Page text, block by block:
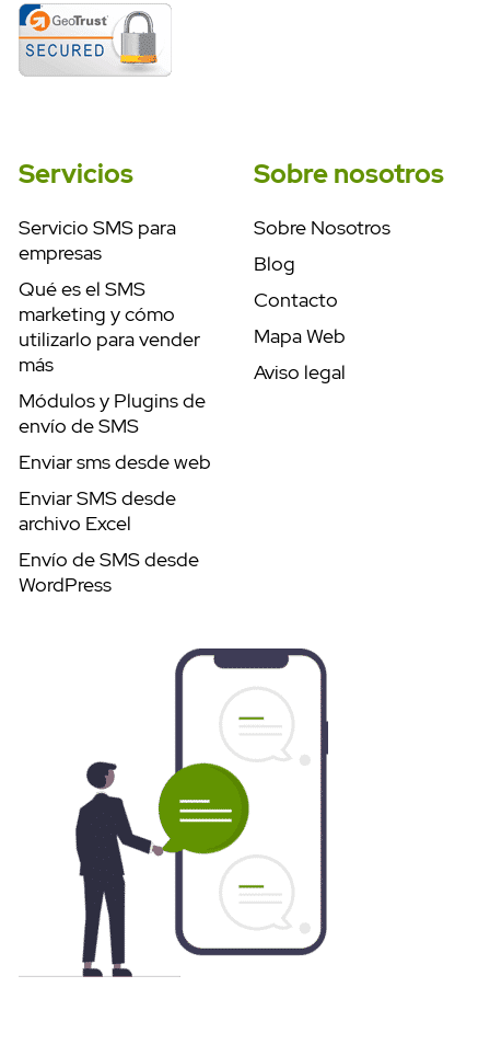
Servicios
Servicio SMS para
empresas
Qué es el SMS
marketing y cómo
utilizarlo para vender
más
Módulos y Plugins de
envío de SMS
Enviar sms desde web
Enviar SMS desde
archivo Excel
Envío de SMS desde
WordPress
Sobre nosotros
Sobre Nosotros
Blog
Contacto
Mapa Web
Aviso legal